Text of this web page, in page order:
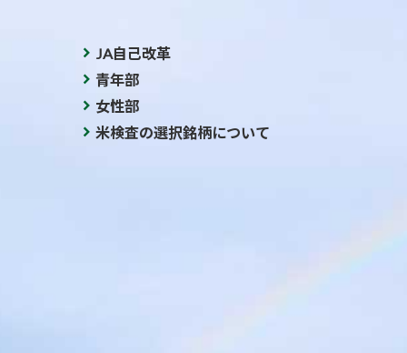
JA自己改革
青年部
女性部
米検査の選択銘柄について